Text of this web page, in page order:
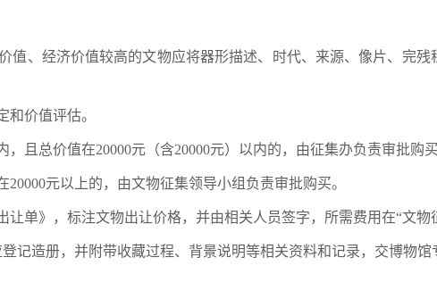
值、经济价值较高的文物应将器形描述、时代、来源、像片、完残
价值评估。
且总价值在20000元（含20000元）以内的，由征集办负责审批购买
元以上的，由文物征集领导小组负责审批购买。
单》，标注文物出让价格，并由相关人员签字，所需费用在“文物
记造册，并附带收藏过程、背景说明等相关资料和记录，交博物